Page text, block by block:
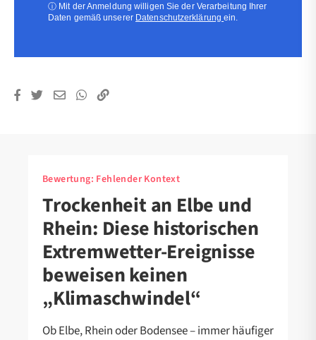
ⓘ Mit der Anmeldung willigen Sie der Verarbeitung Ihrer
Daten gemäß unserer Datenschutzerklärungein.
Bewertung: Fehlender Kontext
Trockenheit an Elbe und
Rhein: Diese historischen
Extremwetter-Ereignisse
beweisen keinen
„Klimaschwindel“
Ob Elbe, Rhein oder Bodensee – immer häufiger